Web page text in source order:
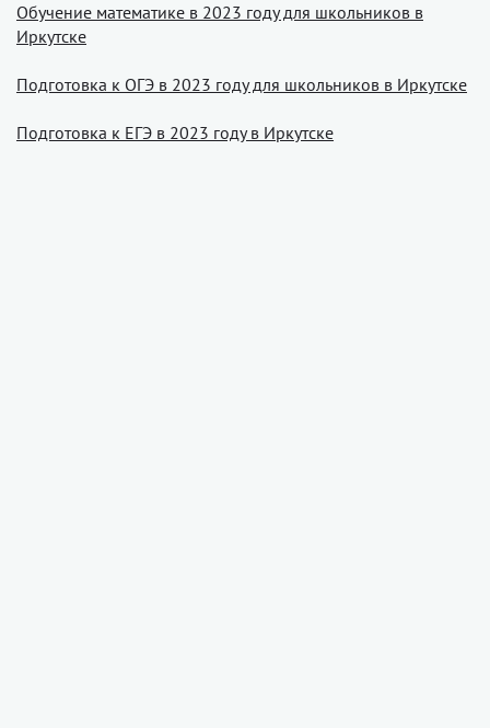
Обучение математике в 2023 году для школьников в
Иркутске
Подготовка к ОГЭ в 2023 году для школьников в Иркутске
Подготовка к ЕГЭ в 2023 году в Иркутске